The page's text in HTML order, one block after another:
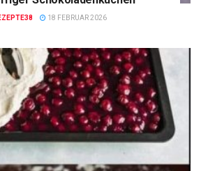
18 FEBRUAR 2026